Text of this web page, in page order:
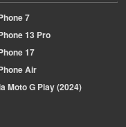
7
13 Pro
17
Air
Moto G Play (2024)